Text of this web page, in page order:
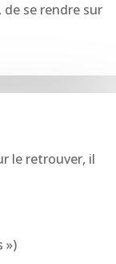
de se rendre sur
le retrouver, il
»)